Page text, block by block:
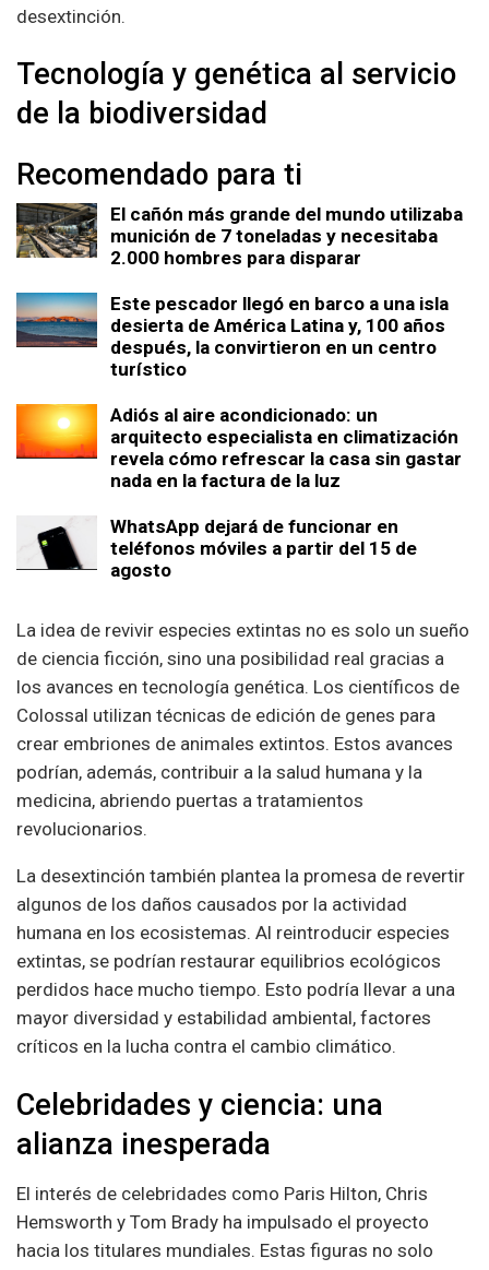
desextinción.
Tecnología y genética al servicio
de la biodiversidad
Recomendado para ti
El cañón más grande del mundo utilizaba
munición de 7 toneladas y necesitaba
2.000 hombres para disparar
Este pescador llegó en barco a una isla
desierta de América Latina y, 100 años
después, la convirtieron en un centro
turístico
Adiós al aire acondicionado: un
arquitecto especialista en climatización
revela cómo refrescar la casa sin gastar
nada en la factura de la luz
WhatsApp dejará de funcionar en
teléfonos móviles a partir del 15 de
agosto
La idea de revivir especies extintas no es solo un sueño
de ciencia ficción, sino una posibilidad real gracias a
los avances en tecnología genética. Los científicos de
Colossal utilizan técnicas de edición de genes para
crear embriones de animales extintos. Estos avances
podrían, además, contribuir a la salud humana y la
medicina, abriendo puertas a tratamientos
revolucionarios.
La desextinción también plantea la promesa de revertir
algunos de los daños causados por la actividad
humana en los ecosistemas. Al reintroducir especies
extintas, se podrían restaurar equilibrios ecológicos
perdidos hace mucho tiempo. Esto podría llevar a una
mayor diversidad y estabilidad ambiental, factores
críticos en la lucha contra el cambio climático.
Celebridades y ciencia: una
alianza inesperada
El interés de celebridades como Paris Hilton, Chris
Hemsworth y Tom Brady ha impulsado el proyecto
hacia los titulares mundiales. Estas figuras no solo